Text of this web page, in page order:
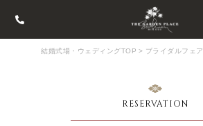
結婚式場・ウェディングTOP > ブライダルフェア
RESERVATION